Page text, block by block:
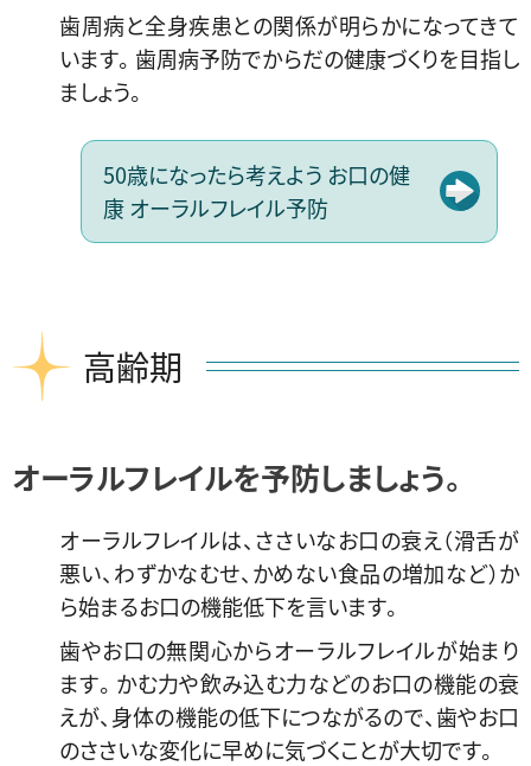
歯周病と全身疾患との関係が明らかになってきて
います。歯周病予防でからだの健康づくりを目指し
ましょう。
50歳になったら考えよう お口の健
康 オーラルフレイル予防
高齢期
オーラルフレイルを予防しましょう。
オーラルフレイルは、ささいなお口の衰え（滑舌が
悪い、わずかなむせ、かめない食品の増加など）か
ら始まるお口の機能低下を言います。
歯やお口の無関心からオーラルフレイルが始まり
ます。かむ力や飲み込む力などのお口の機能の衰
えが、身体の機能の低下につながるので、歯やお口
のささいな変化に早めに気づくことが大切です。